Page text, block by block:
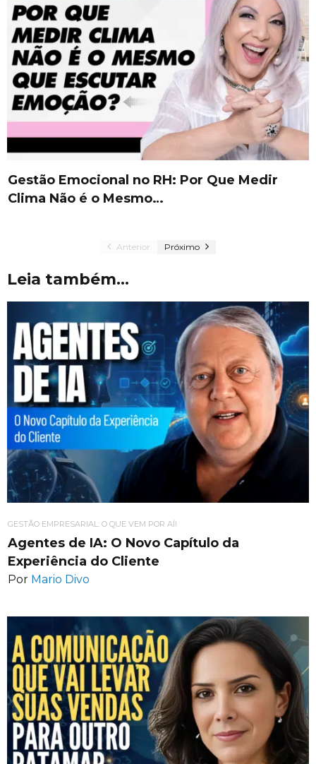
Gestão Emocional no RH: Por Que Medir
Clima Não é o Mesmo…
Anterior Próximo
Leia também...
GESTÃO EMPRESARIAL: O QUE VEM POR AÍ!
Agentes de IA: O Novo Capítulo da
Experiência do Cliente
Por Mario Divo